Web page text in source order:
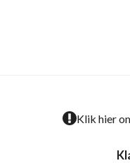
Klik hier